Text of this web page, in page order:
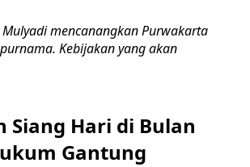
Mulyadi mencanangkan Purwakarta
Kebijakan yang akan
Siang Hari di Bulan
Gantung